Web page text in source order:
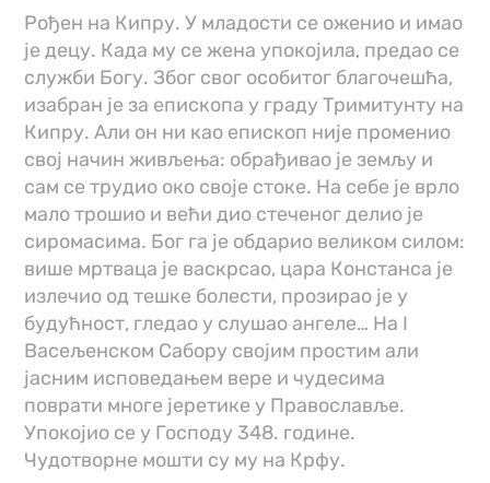
Рођен на Кипру. У младости се оженио и имао
је децу. Када му се жена упокојила, предао се
служби Богу. Због свог особитог благочешћа,
изабран је за епископа у граду Тримитунту на
Кипру. Али он ни као епископ није променио
свој начин живљења: обрађивао је земљу и
сам се трудио око своје стоке. На себе је врло
мало трошио и већи дио стеченог делио је
сиромасима. Бог га је обдарио великом силом:
више мртваца је васкрсао, цара Констанса је
излечио од тешке болести, прозирао је у
будућност, гледао у слушао ангеле… На I
Васељенском Сабору својим простим али
јасним исповедањем вере и чудесима
поврати многе јеретике у Православље.
Упокојио се у Господу 348. године.
Чудотворне мошти су му на Крфу.